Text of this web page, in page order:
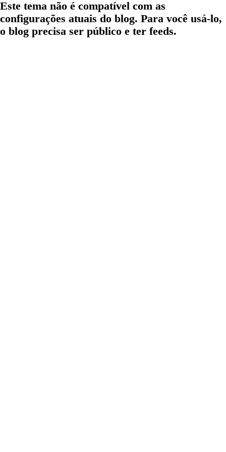
Este tema não é compatível com as
configurações atuais do blog. Para você usá-lo,
o blog precisa ser público e ter feeds.